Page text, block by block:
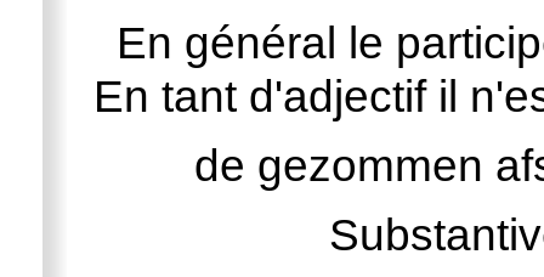
En général le
En tant d'adjectif il
de gezommen